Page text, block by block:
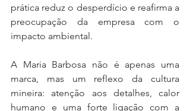
prática reduz o desperdício e reafirma a
preocupação da empresa com o
impacto ambiental.
A Maria Barbosa não é apenas uma
marca, mas um reflexo da cultura
mineira: atenção aos detalhes, calor
humano e uma forte ligação com a